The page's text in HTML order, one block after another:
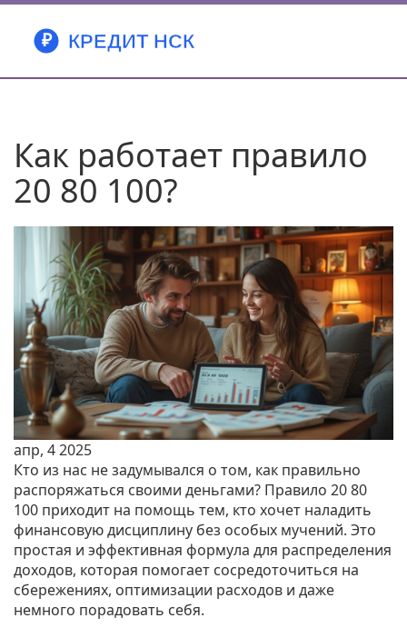
Как работает правило
20 80 100?
апр, 4 2025
Кто из нас не задумывался о том, как правильно
распоряжаться своими деньгами? Правило 20 80
100 приходит на помощь тем, кто хочет наладить
финансовую дисциплину без особых мучений. Это
простая и эффективная формула для распределения
доходов, которая помогает сосредоточиться на
сбережениях, оптимизации расходов и даже
немного порадовать себя.